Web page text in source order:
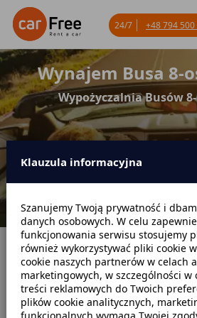
Wynajem Busa 8-
Wypożyczalnia Busów
24/7 +48 794 500
Strona główna Wynajem
WYNAJEM BUSA 8-
Klauzula informacyjna
Szanujemy Twoją prywatność i
danych osobowych. W celu
funkcjonowania serwisu stosujemy
również wykorzystywać pliki cookie
cookie naszych partnerów w celach
marketingowych, w szczególności w
treści reklamowych do Twoich
plików cookie analitycznych,